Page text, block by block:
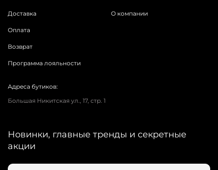
Доставка
Оплата
Возврат
Программа лояльности
О компании
Адреса бутиков:
Большая Никитская ул., 17, стр. 1
Новинки, главные тренды и секретные
акции